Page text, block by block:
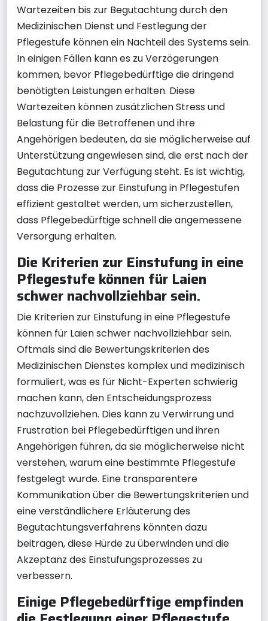
Wartezeiten bis zur Begutachtung durch den
Medizinischen Dienst und Festlegung der
Pflegestufe können ein Nachteil des Systems sein.
In einigen Fällen kann es zu Verzögerungen
kommen, bevor Pflegebedürftige die dringend
benötigten Leistungen erhalten. Diese
Wartezeiten können zusätzlichen Stress und
Belastung für die Betroffenen und ihre
Angehörigen bedeuten, da sie möglicherweise auf
Unterstützung angewiesen sind, die erst nach der
Begutachtung zur Verfügung steht. Es ist wichtig,
dass die Prozesse zur Einstufung in Pflegestufen
effizient gestaltet werden, um sicherzustellen,
dass Pflegebedürftige schnell die angemessene
Versorgung erhalten.
Die Kriterien zur Einstufung in eine
Pflegestufe können für Laien
schwer nachvollziehbar sein.
Die Kriterien zur Einstufung in eine Pflegestufe
können für Laien schwer nachvollziehbar sein.
Oftmals sind die Bewertungskriterien des
Medizinischen Dienstes komplex und medizinisch
formuliert, was es für Nicht-Experten schwierig
machen kann, den Entscheidungsprozess
nachzuvollziehen. Dies kann zu Verwirrung und
Frustration bei Pflegebedürftigen und ihren
Angehörigen führen, da sie möglicherweise nicht
verstehen, warum eine bestimmte Pflegestufe
festgelegt wurde. Eine transparentere
Kommunikation über die Bewertungskriterien und
eine verständlichere Erläuterung des
Begutachtungsverfahrens könnten dazu
beitragen, diese Hürde zu überwinden und die
Akzeptanz des Einstufungsprozesses zu
verbessern.
Einige Pflegebedürftige empfinden